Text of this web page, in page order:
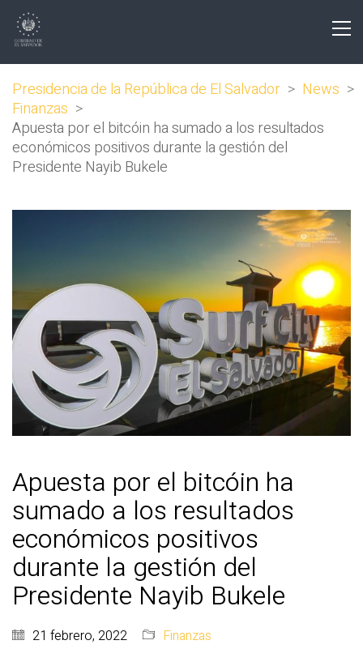
Presidencia de la República de El Salvador > News >
Finanzas >
Apuesta por el bitcóin ha sumado a los resultados
económicos positivos durante la gestión del
Presidente Nayib Bukele
Apuesta por el bitcóin ha
sumado a los resultados
económicos positivos
durante la gestión del
Presidente Nayib Bukele
21 febrero, 2022 Finanzas